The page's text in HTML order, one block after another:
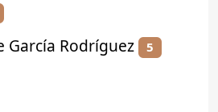
García Rodríguez 5